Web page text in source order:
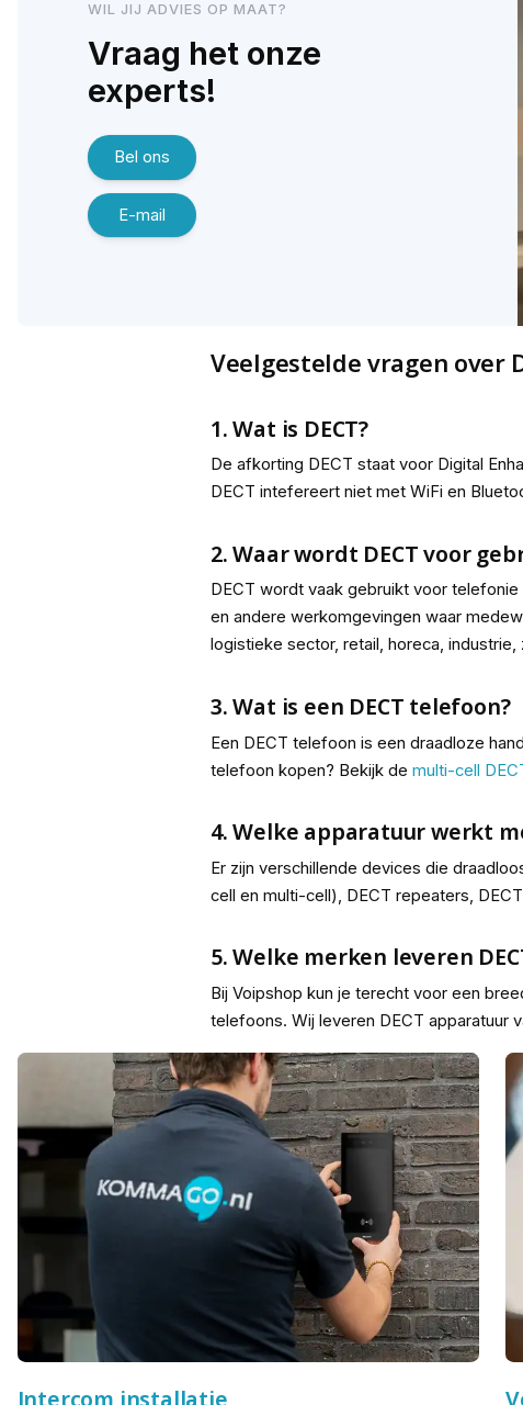
WIL JIJ ADVIES OP MAAT?
Vraag het onze
experts!
Bel ons
E-mail
Veelgestelde vragen over
1. Wat is DECT?
De afkorting DECT staat voor Digital
DECT intefereert niet met WiFi en
2. Waar wordt DECT voor
DECT wordt vaak gebruikt voor
en andere werkomgevingen waar
logistieke sector, retail, horeca,
3. Wat is een DECT telefoon?
Een DECT telefoon is een draadloze
telefoon kopen? Bekijk de multi-cell
4. Welke apparatuur werkt
Er zijn verschillende devices die
cell en multi-cell), DECT repeaters,
5. Welke merken leveren
Bij Voipshop kun je terecht voor een
telefoons. Wij leveren DECT apparatuur
Intercom installatie